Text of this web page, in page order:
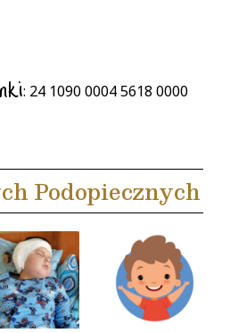
: 24 1090 0004 5618 0000
Podopiecznych